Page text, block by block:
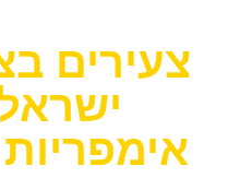
צעירים
אימפריות